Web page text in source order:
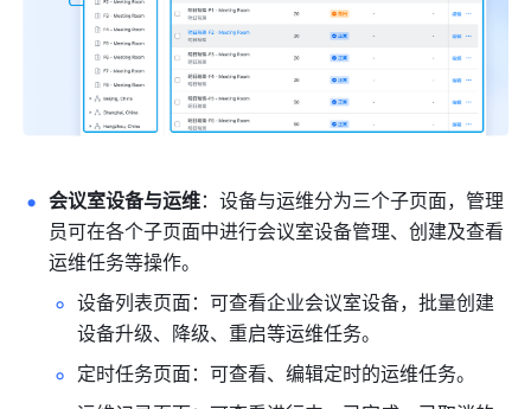
会议室设备与运维：设备与运维分为三个子页面，管理
员可在各个子页面中进行会议室设备管理、创建及查看
运维任务等操作。
设备列表页面：可查看企业会议室设备，批量创建
设备升级、降级、重启等运维任务。
定时任务页面：可查看、编辑定时的运维任务。